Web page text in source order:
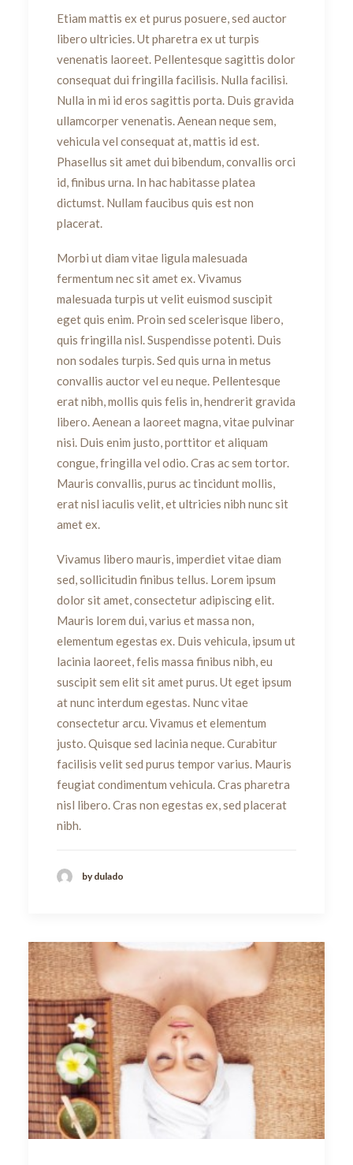
Etiam mattis ex et purus posuere, sed auctor
libero ultricies. Ut pharetra ex ut turpis
venenatis laoreet. Pellentesque sagittis dolor
consequat dui fringilla facilisis. Nulla facilisi.
Nulla in mi id eros sagittis porta. Duis gravida
ullamcorper venenatis. Aenean neque sem,
vehicula vel consequat at, mattis id est.
Phasellus sit amet dui bibendum, convallis orci
id, finibus urna. In hac habitasse platea
dictumst. Nullam faucibus quis est non
placerat.
Morbi ut diam vitae ligula malesuada
fermentum nec sit amet ex. Vivamus
malesuada turpis ut velit euismod suscipit
eget quis enim. Proin sed scelerisque libero,
quis fringilla nisl. Suspendisse potenti. Duis
non sodales turpis. Sed quis urna in metus
convallis auctor vel eu neque. Pellentesque
erat nibh, mollis quis felis in, hendrerit gravida
libero. Aenean a laoreet magna, vitae pulvinar
nisi. Duis enim justo, porttitor et aliquam
congue, fringilla vel odio. Cras ac sem tortor.
Mauris convallis, purus ac tincidunt mollis,
erat nisl iaculis velit, et ultricies nibh nunc sit
amet ex.
Vivamus libero mauris, imperdiet vitae diam
sed, sollicitudin finibus tellus. Lorem ipsum
dolor sit amet, consectetur adipiscing elit.
Mauris lorem dui, varius et massa non,
elementum egestas ex. Duis vehicula, ipsum ut
lacinia laoreet, felis massa finibus nibh, eu
suscipit sem elit sit amet purus. Ut eget ipsum
at nunc interdum egestas. Nunc vitae
consectetur arcu. Vivamus et elementum
justo. Quisque sed lacinia neque. Curabitur
facilisis velit sed purus tempor varius. Mauris
feugiat condimentum vehicula. Cras pharetra
nisl libero. Cras non egestas ex, sed placerat
nibh.
by dulado